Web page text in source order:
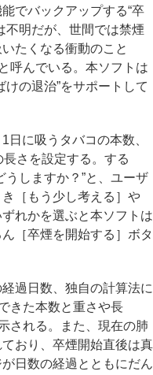
でバックアップする“卒
不明だが、世間では禁煙
たくなる衝動のこと
呼んでいる。本ソフトは
の退治”をサポートして
に吸うタバコの本数、
さを設定する。する
うしますか？”と、ユーザ
［もう少し考える］や
れかを選ぶと本ソフトは
［卒煙を開始する］ボタ
過日数、独自の計算法に
きた本数と重さや長
される。また、現在の肺
おり、卒煙開始直後は真
日数の経過とともにだん